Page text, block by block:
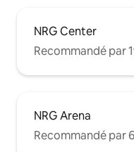
NRG Center
Recommandé par
NRG Arena
Recommandé par